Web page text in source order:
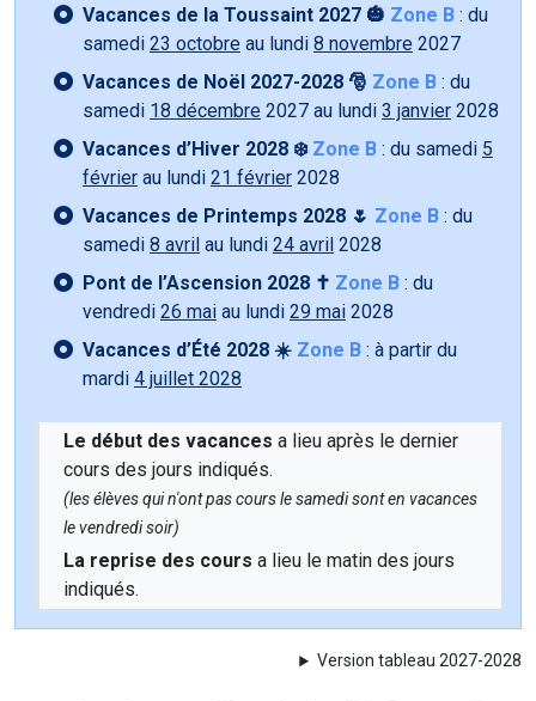
Vacances de la Toussaint 2027 🎃 Zone B : du
samedi 23 octobre au lundi 8 novembre 2027
Vacances de Noël 2027-2028 🎅 Zone B : du
samedi 18 décembre 2027 au lundi 3 janvier 2028
Vacances d’Hiver 2028 ❄️ Zone B : du samedi 5
février au lundi 21 février 2028
Vacances de Printemps 2028 🌷 Zone B : du
samedi 8 avril au lundi 24 avril 2028
Pont de l’Ascension 2028 ✝️ Zone B : du
vendredi 26 mai au lundi 29 mai 2028
Vacances d’Été 2028 ☀️ Zone B : à partir du
mardi 4 juillet 2028
Le début des vacances a lieu après le dernier
cours des jours indiqués.
(les élèves qui n'ont pas cours le samedi sont en vacances
le vendredi soir)
La reprise des cours a lieu le matin des jours
indiqués.
Version tableau 2027-2028